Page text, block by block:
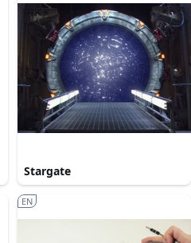
Stargate
EN